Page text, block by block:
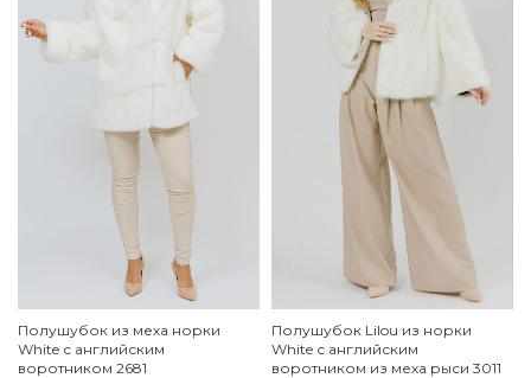
Полушубок из меха норки
White с английским
воротником 2681
Полушубок Lilou из норки
White с английским
воротником из меха рыси 3011